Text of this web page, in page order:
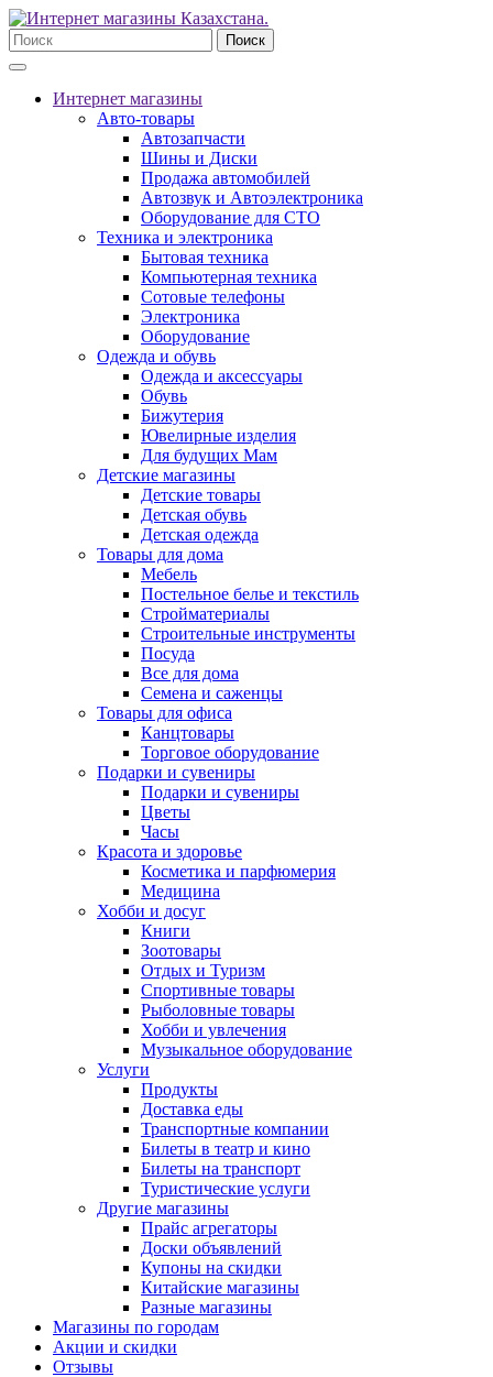
Поиск
Интернет магазины
Авто-товары
Автозапчасти
Шины и Диски
Продажа автомобилей
Автозвук и Автоэлектроника
Оборудование для СТО
Техника и электроника
Бытовая техника
Компьютерная техника
Сотовые телефоны
Электроника
Оборудование
Одежда и обувь
Одежда и аксессуары
Обувь
Бижутерия
Ювелирные изделия
Для будущих Мам
Детские магазины
Детские товары
Детская обувь
Детская одежда
Товары для дома
Мебель
Постельное белье и текстиль
Стройматериалы
Строительные инструменты
Посуда
Все для дома
Семена и саженцы
Товары для офиса
Канцтовары
Торговое оборудование
Подарки и сувениры
Подарки и сувениры
Цветы
Часы
Красота и здоровье
Косметика и парфюмерия
Медицина
Хобби и досуг
Книги
Зоотовары
Отдых и Туризм
Спортивные товары
Рыболовные товары
Хобби и увлечения
Музыкальное оборудование
Услуги
Продукты
Доставка еды
Транспортные компании
Билеты в театр и кино
Билеты на транспорт
Туристические услуги
Другие магазины
Прайс агрегаторы
Доски объявлений
Купоны на скидки
Китайские магазины
Разные магазины
Магазины по городам
Акции и скидки
Отзывы